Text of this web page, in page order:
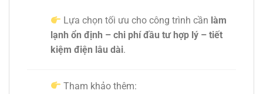
Lựa chọn tối ưu cho công trình cần làm
lạnh ổn định – chi phí đầu tư hợp lý – tiết
kiệm điện lâu dài.
Tham khảo thêm: